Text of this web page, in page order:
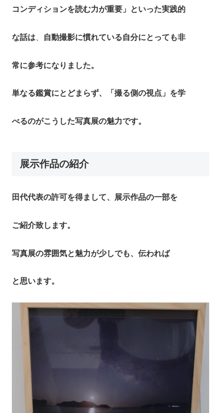
コンディションを読む力が重要」といった実践的
な話は 自動撮影に慣れている自分にとっても非
常に参考になりました。
単なる鑑賞にとどまらず、「撮る側の視点」を学
べるのがこうした写真展の魅力です。
展示作品の紹介
田代代表の許可を得まして、展示作品の一部を
ご紹介致します。
写真展の雰囲気と魅力が少しでも、伝われば
と思います。